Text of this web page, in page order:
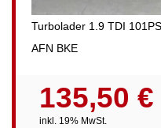
Turbolader 1.9 TDI
AFN BKE
135,50 €
inkl. 19% MwSt.